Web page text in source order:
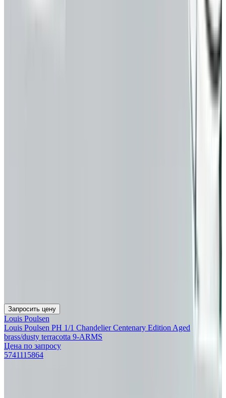
Запросить цену
Louis Poulsen
Louis Poulsen PH 1/1 Chandelier Centenary Edition Aged
brass/dusty terracotta 9-ARMS
Цена по запросу
5741115864